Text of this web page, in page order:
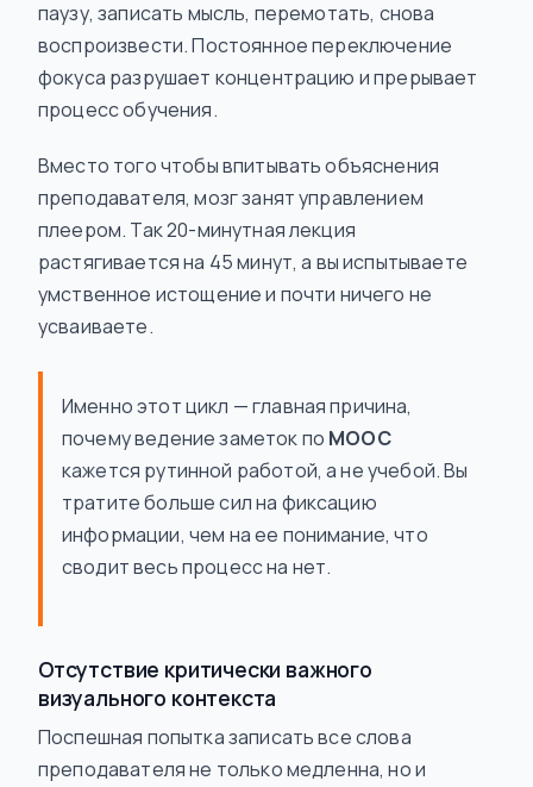
паузу, записать мысль, перемотать, снова
воспроизвести. Постоянное переключение
фокуса разрушает концентрацию и прерывает
процесс обучения.
Вместо того чтобы впитывать объяснения
преподавателя, мозг занят управлением
плеером. Так 20-минутная лекция
растягивается на 45 минут, а вы испытываете
умственное истощение и почти ничего не
усваиваете.
Именно этот цикл — главная причина,
почему ведение заметок по MOOC
кажется рутинной работой, а не учебой. Вы
тратите больше сил на фиксацию
информации, чем на ее понимание, что
сводит весь процесс на нет.
Отсутствие критически важного
визуального контекста
Поспешная попытка записать все слова
преподавателя не только медленна, но и